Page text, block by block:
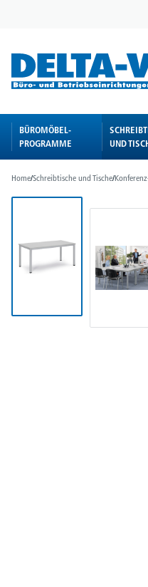
BÜROMÖBEL-
PROGRAMME
UND
Home/Schreibtische und Tische/